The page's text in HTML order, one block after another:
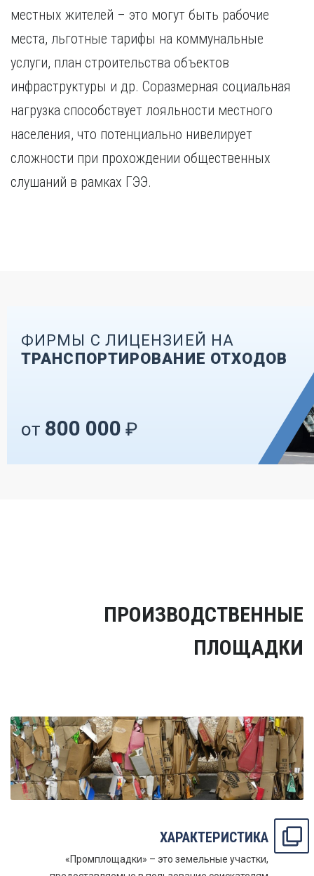
местных жителей – это могут быть рабочие
места, льготные тарифы на коммунальные
услуги, план строительства объектов
инфраструктуры и др. Соразмерная социальная
нагрузка способствует лояльности местного
населения, что потенциально нивелирует
сложности при прохождении общественных
слушаний в рамках ГЭЭ.
ФИРМЫ С ЛИЦЕНЗИЕЙ НА
ТРАНСПОРТИРОВАНИЕ ОТХОДОВ
от 800 000 ₽
ПРОИЗВОДСТВЕННЫЕ
ПЛОЩАДКИ
ХАРАКТЕРИСТИКА
«Промплощадки» – это земельные участки,